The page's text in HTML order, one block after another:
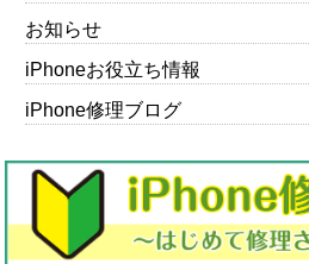
お知らせ
iPhoneお役立ち情報
iPhone修理ブログ